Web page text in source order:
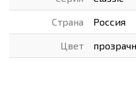
Страна Россия
Цвет